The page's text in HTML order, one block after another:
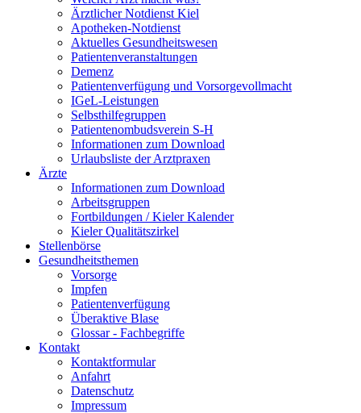
Ärztlicher Notdienst Kiel
Apotheken-Notdienst
Aktuelles Gesundheitswesen
Patientenveranstaltungen
Demenz
Patientenverfügung und Vorsorgevollmacht
IGeL-Leistungen
Selbsthilfegruppen
Patientenombudsverein S-H
Informationen zum Download
Urlaubsliste der Arztpraxen
Ärzte
Informationen zum Download
Arbeitsgruppen
Fortbildungen / Kieler Kalender
Kieler Qualitätszirkel
Stellenbörse
Gesundheitsthemen
Vorsorge
Impfen
Patientenverfügung
Überaktive Blase
Glossar - Fachbegriffe
Kontakt
Kontaktformular
Anfahrt
Datenschutz
Impressum